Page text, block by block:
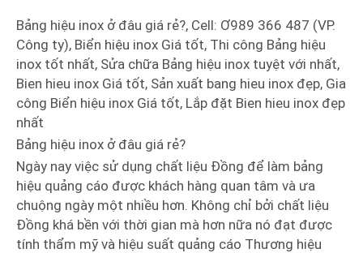
Bảng hiệu inox ở đâu giá rẻ?, Cell: Ơ989 366 487 (VP.
Công ty), Biển hiệu inox Giá tốt, Thi công Bảng hiệu
inox tốt nhất, Sửa chữa Bảng hiệu inox tuyệt với nhất,
Bien hieu inox Giá tốt, Sản xuất bang hieu inox đẹp, Gia
công Biển hiệu inox Giá tốt, Lắp đặt Bien hieu inox đẹp
nhất
Bảng hiệu inox ở đâu giá rẻ?
Ngày nay việc sử dụng chất liệu Đồng để làm bảng
hiệu quảng cáo được khách hàng quan tâm và ưa
chuộng ngày một nhiều hơn. Không chỉ bởi chất liệu
Đồng khá bền với thời gian mà hơn nữa nó đạt được
tính thẩm mỹ và hiệu suất quảng cáo Thương hiệu